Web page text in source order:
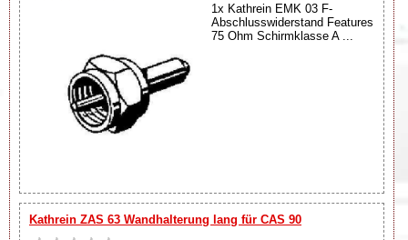
1x Kathrein EMK 03 F-
Abschlusswiderstand Features
75 Ohm Schirmklasse A ...
Kathrein ZAS 63 Wandhalterung lang für CAS 90